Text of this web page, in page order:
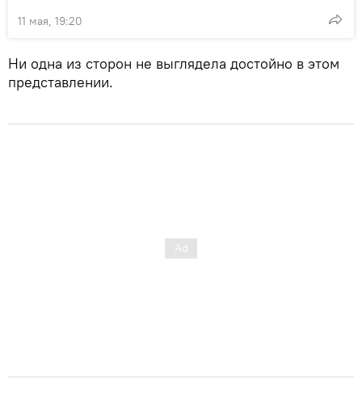
11 мая, 19:20
Ни одна из сторон не выглядела достойно в этом
представлении.